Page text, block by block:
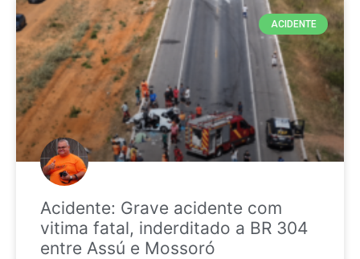
ACIDENTE
Acidente: Grave acidente com
vitima fatal, inderditado a BR 304
entre Assú e Mossoró